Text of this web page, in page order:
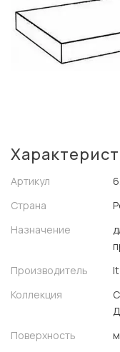
Артикул
Страна
Назначение
Производитель
Коллекция
Поверхность